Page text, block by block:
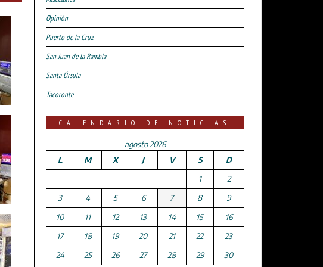
Opinión
Puerto de la Cruz
San Juan de la Rambla
Santa Úrsula
Tacoronte
CALENDARIO DE NOTICIAS
agosto 2026
L
M X J V S
D
1
2
3
4 5 6 7 8
9
10
11 12 13 14 15
16
17
18 19 20 21 22
23
24
25 26 27 28 29 30